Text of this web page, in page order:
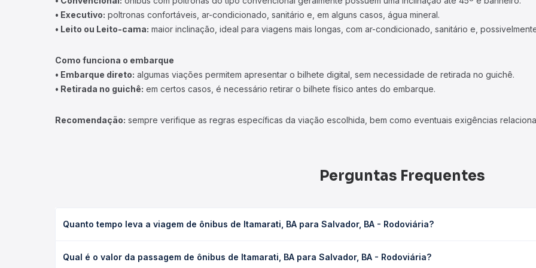
• Executivo: poltronas confortáveis, ar-condicionado, sanitário e, em alguns casos, água mineral.
• Leito ou Leito-cama: maior inclinação, ideal para viagens mais longas, com ar-condicionado, sanitário e,
Como funciona o embarque
• Embarque direto: algumas viações permitem apresentar o bilhete digital, sem necessidade de retirada no guichê.
• Retirada no guichê: em certos casos, é necessário retirar o bilhete físico antes do embarque.
Recomendação: sempre verifique as regras específicas da viação escolhida, bem como eventuais exigências
Perguntas Frequentes
Quanto tempo leva a viagem de ônibus de Itamarati, BA para Salvador, BA - Rodoviária?
ou leito) e as condições de tráfego. Na Quero Passagem você consulta os horários disponíveis e vê a duração exata
Qual é o valor da passagem de ônibus de Itamarati, BA para Salvador, BA - Rodoviária?